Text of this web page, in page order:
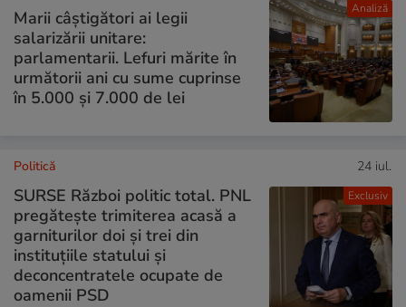
Analiză
Marii câștigători ai legii
salarizării unitare:
parlamentarii. Lefuri mărite în
următorii ani cu sume cuprinse
în 5.000 și 7.000 de lei
Exclusiv
Politică 24 iul.
SURSE Război politic total. PNL
pregătește trimiterea acasă a
garniturilor doi și trei din
instituțiile statului și
deconcentratele ocupate de
oamenii PSD